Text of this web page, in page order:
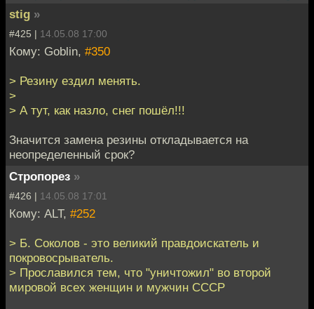
stig »
#425 | 14.05.08 17:00
Кому: Goblin, #350
> Резину ездил менять.
>
> А тут, как назло, снег пошёл!!!
Значится замена резины откладывается на
неопределенный срок?
Стропорез »
#426 | 14.05.08 17:01
Кому: ALT, #252
> Б. Соколов - это великий правдоискатель и
покровосрыватель.
> Прославился тем, что "уничтожил" во второй
мировой всех женщин и мужчин СССР